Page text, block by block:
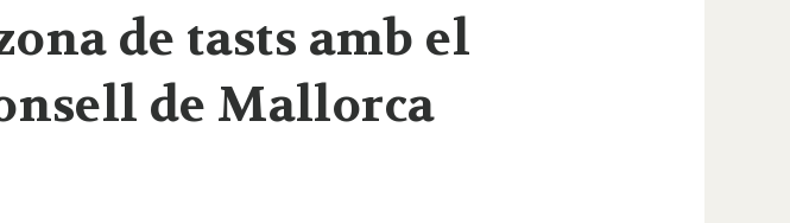
de tasts amb el
de Mallorca